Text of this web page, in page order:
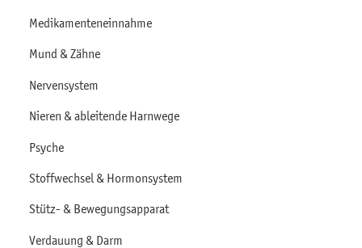
Medikamenteneinnahme
Mund & Zähne
Nervensystem
Nieren & ableitende Harnwege
Psyche
Stoffwechsel & Hormonsystem
Stütz- & Bewegungsapparat
Verdauung & Darm